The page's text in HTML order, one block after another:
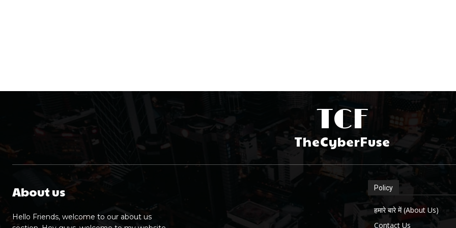
TCF
TheCyberFuse
About us
Hello Friends, welcome to our about us
Policy
हमारे बारे में (About Us)
Contact Us